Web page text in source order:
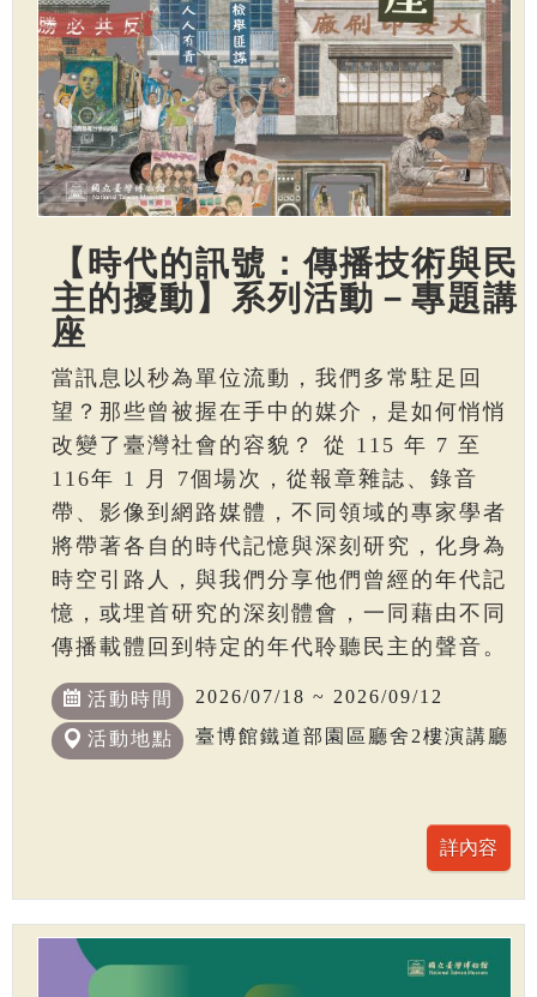
【時代的訊號：傳播技術與民
主的擾動】系列活動－專題講
座
當訊息以秒為單位流動，我們多常駐足回
望？那些曾被握在手中的媒介，是如何悄悄
改變了臺灣社會的容貌？ 從 115 年 7 至
116年 1 月 7個場次，從報章雜誌、錄音
帶、影像到網路媒體，不同領域的專家學者
將帶著各自的時代記憶與深刻研究，化身為
時空引路人，與我們分享他們曾經的年代記
憶，或埋首研究的深刻體會，一同藉由不同
傳播載體回到特定的年代聆聽民主的聲音。
活動時間 2026/07/18 ~ 2026/09/12
活動地點 臺博館鐵道部園區廳舍2樓演講廳